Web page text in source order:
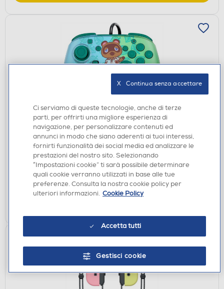
ACCESSORI HOME ENTERTAINMENT
PDP - Nintendo Switch Faceoff Deluxe+ Controller-
Verde
€ 33,90
Acquisto online: disponibile
Ritiro in negozio in 30' gratuito:verifica
Ci serviamo di queste tecnologie, anche di terze
parti, per offrirti una migliore esperienza di
navigazione, per personalizzare contenuti ed
annunci in modo che siano aderenti ai tuoi interessi,
fornirti funzionalità dei social media ed analizzare le
prestazioni del nostro sito. Selezionando
“Impostazioni cookie” ti sarà possibile determinare
quali cookie verranno utilizzati in base alle tue
preferenze. Consulta la nostra cookie policy per
ulteriori informazioni. Cookie Policy
Accetta tutti
Gestisci cookie
X   Continua senza accettare